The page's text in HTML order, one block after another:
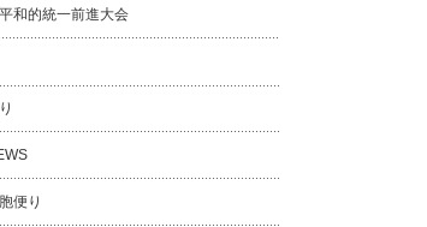
和的統一前進大会
便り